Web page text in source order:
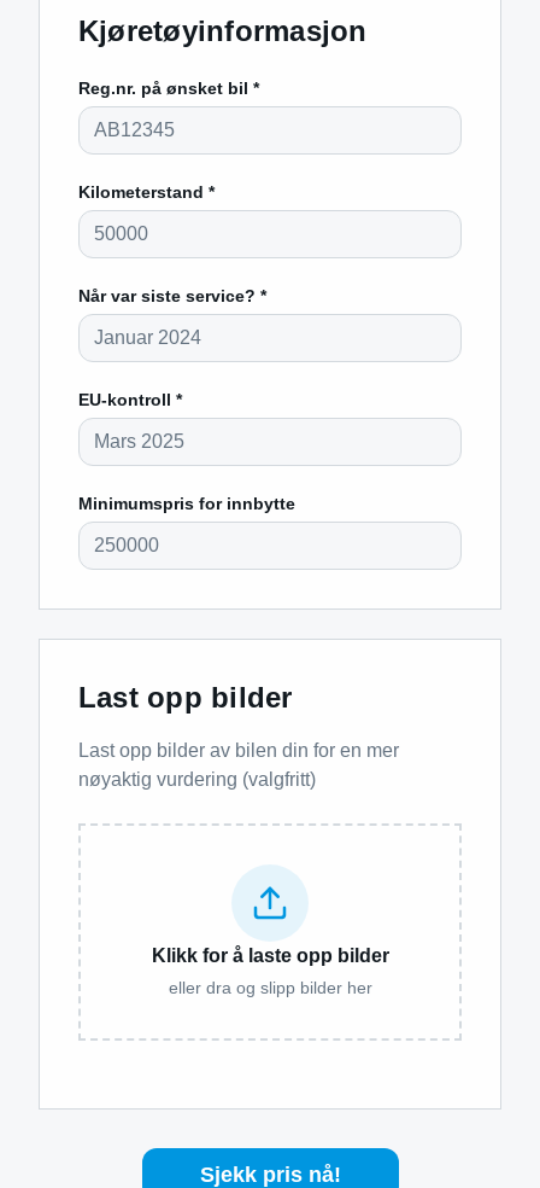
Kjøretøyinformasjon
Reg.nr. på ønsket bil *
Kilometerstand *
Når var siste service? *
EU-kontroll *
Minimumspris for innbytte
Last opp bilder
Last opp bilder av bilen din for en mer
nøyaktig vurdering (valgfritt)
Klikk for å laste opp bilder
eller dra og slipp bilder her
Sjekk pris nå!